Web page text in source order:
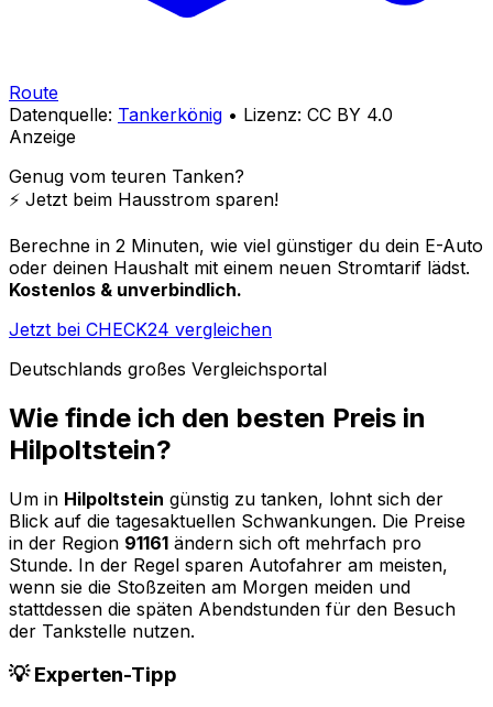
Route
Datenquelle: Tankerkönig • Lizenz: CC BY 4.0
Anzeige
Genug vom teuren Tanken?
⚡️ Jetzt beim Hausstrom sparen!
Berechne in 2 Minuten, wie viel günstiger du dein E-Auto
oder deinen Haushalt mit einem neuen Stromtarif lädst.
Kostenlos & unverbindlich.
Jetzt bei CHECK24 vergleichen
Deutschlands großes Vergleichsportal
Wie finde ich den besten Preis in
Hilpoltstein?
Um in Hilpoltstein günstig zu tanken, lohnt sich der
Blick auf die tagesaktuellen Schwankungen. Die Preise
in der Region 91161 ändern sich oft mehrfach pro
Stunde. In der Regel sparen Autofahrer am meisten,
wenn sie die Stoßzeiten am Morgen meiden und
stattdessen die späten Abendstunden für den Besuch
der Tankstelle nutzen.
💡 Experten-Tipp